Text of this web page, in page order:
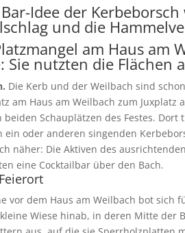
Idee der
und die
am Haus am
Sie nutzten die Flächen
Die Kerb und der Weilbach sind
am Haus am Weilbach zum
beiden Schauplätzen des Festes.
ein oder anderen singenden
näher: Die Aktiven des
eine Cocktailbar über den Bach.
vor dem Haus am Weilbach bot
Wiese hinab, in deren Mitte der